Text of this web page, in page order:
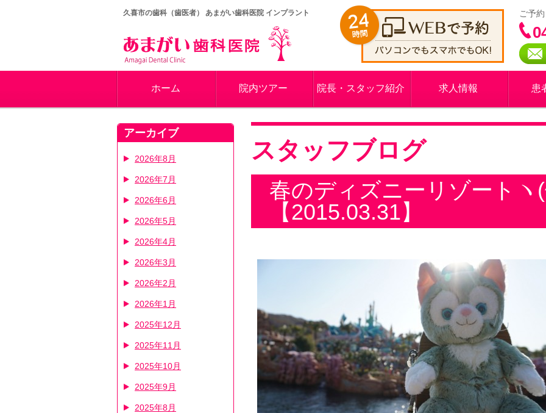
久喜市の歯科（歯医者） あまがい歯科医院 インプラント ご予
ホーム 院内ツアー 院長・スタッフ紹介 求人情報 患
アーカイブ
2026年8月
2026年7月
2026年6月
2026年5月
2026年4月
2026年3月
2026年2月
2026年1月
2025年12月
2025年11月
2025年10月
2025年9月
2025年8月
スタッフブログ
春のディズニーリゾートヽ
【2015.03.31】